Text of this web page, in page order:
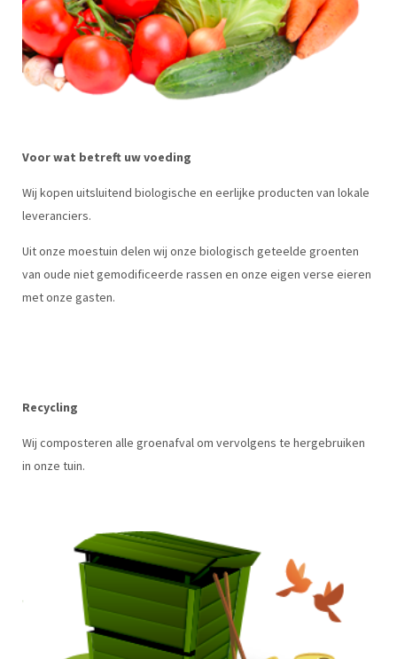
Voor wat betreft uw voeding
Wij kopen uitsluitend biologische en eerlijke producten van lokale
leveranciers.
Uit onze moestuin delen wij onze biologisch geteelde groenten
van oude niet gemodificeerde rassen en onze eigen verse eieren
met onze gasten.
Recycling
Wij composteren alle groenafval om vervolgens te hergebruiken
in onze tuin.